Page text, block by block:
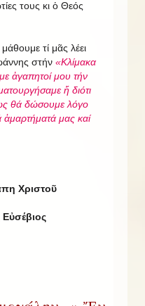
τους κι ὁ Θεός
τί μᾶς λέει
στήν «Κλίμακα
ἀγαπητοί μου τήν
ἤ διότι
θά δώσουμε λόγο
ἁμαρτήματά μας καί
Χριστοῦ